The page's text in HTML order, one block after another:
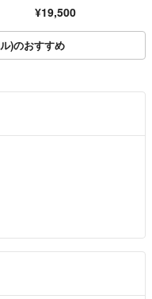
¥19,500
)のおすすめ